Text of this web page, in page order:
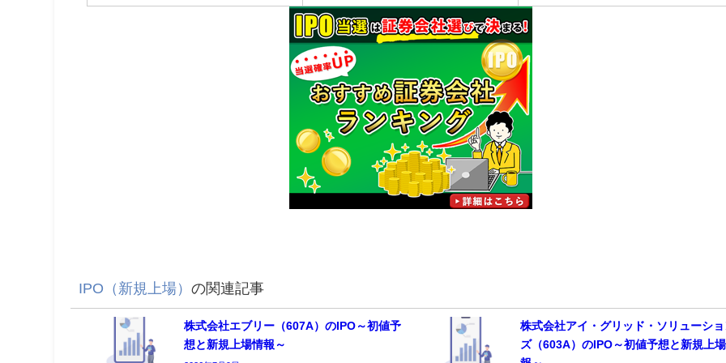
IPO（新規上場）の関連記事
株式会社エブリー（607A）のIPO～初値予
想と新規上場情報～
株式会社アイ・グリッド・ソリューシ
ズ（603A）のIPO～初値予想と新規上